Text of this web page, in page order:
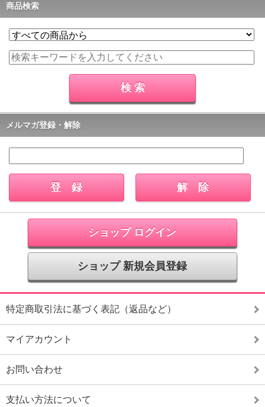
商品検索
メルマガ登録・解除
ショップ ログイン
ショップ 新規会員登録
特定商取引法に基づく表記（返品など）
マイアカウント
お問い合わせ
支払い方法について